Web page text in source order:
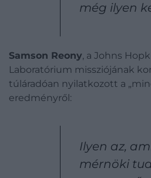
még ilyen
Samson Reony, a Johns
Laboratórium missziójának
túláradóan nyilatkozott a
eredményről:
Ilyen az,
mérnöki